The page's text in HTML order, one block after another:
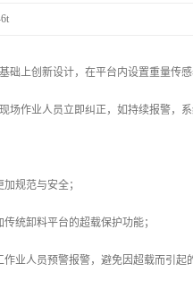
础上创新设计，在平台内设置重量传
场作业人员立即纠正，如持续报警，
规范与安全；
统卸料平台的超载保护功能；
业人员预警报警，避免因超载而引起